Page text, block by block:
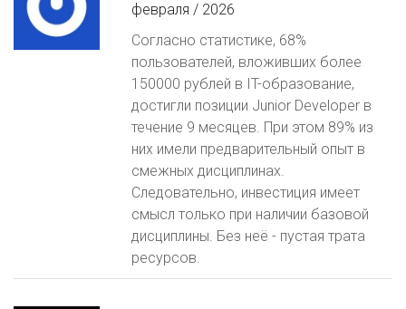
февраля / 2026
Согласно статистике, 68%
пользователей, вложивших более
150000 рублей в IT-образование,
достигли позиции Junior Developer в
течение 9 месяцев. При этом 89% из
них имели предварительный опыт в
смежных дисциплинах.
Следовательно, инвестиция имеет
смысл только при наличии базовой
дисциплины. Без неё - пустая трата
ресурсов.